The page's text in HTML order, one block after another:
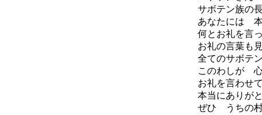
サボテン族の
あなたには
何とお礼を言
お礼の言葉も
全てのサボテ
このわしが
お礼を言わせ
本当にありが
ぜひ うちの